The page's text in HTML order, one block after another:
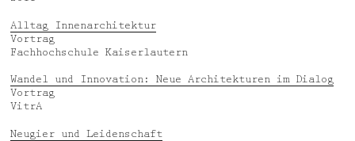
Alltag Innenarchitektur
Vortrag
Fachhochschule Kaiserlautern
Wandel und Innovation: Neue Architekturen im Dialog
Vortrag
VitrA
Neugier und Leidenschaft